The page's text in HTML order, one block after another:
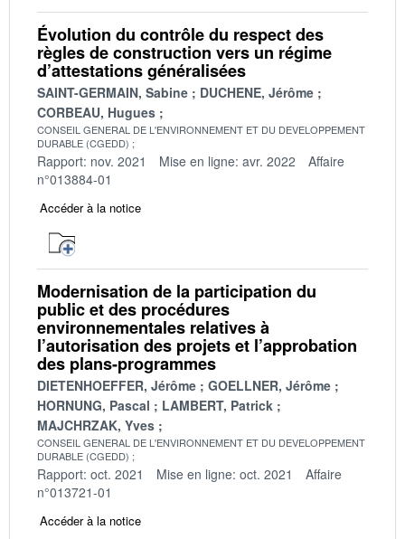
Évolution du contrôle du respect des
règles de construction vers un régime
d’attestations généralisées
SAINT-GERMAIN, Sabine
DUCHENE, Jérôme
CORBEAU, Hugues
CONSEIL GENERAL DE L'ENVIRONNEMENT ET DU DEVELOPPEMENT
DURABLE (CGEDD)
Rapport: nov. 2021 Mise en ligne: avr. 2022
Affaire
n°013884-01
Accéder à la notice
Modernisation de la participation du
public et des procédures
environnementales relatives à
l’autorisation des projets et l’approbation
des plans-programmes
DIETENHOEFFER, Jérôme
GOELLNER, Jérôme
HORNUNG, Pascal
LAMBERT, Patrick
MAJCHRZAK, Yves
CONSEIL GENERAL DE L'ENVIRONNEMENT ET DU DEVELOPPEMENT
DURABLE (CGEDD)
Rapport: oct. 2021 Mise en ligne: oct. 2021
Affaire
n°013721-01
Accéder à la notice